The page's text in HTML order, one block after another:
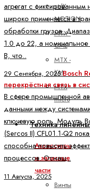
ctrlX
MOTION
MTX -
CML
MTX -
XM
MTX
micro
Техника
Аксессуары
и запасные
части
Винты
агрегат с фиксированным
широко применяется в
обработки грузов.
1.0 до 22, а номинальное
В, что..
29 Сентября, 2025Bosch
перекрёстная связь в
В сфере промышленной
данными между
ключевую роль. Модуль
(Sercos II) CFL01.1-Q2
способна повысить
процессов. Оснащ..
11 Августа, 2025